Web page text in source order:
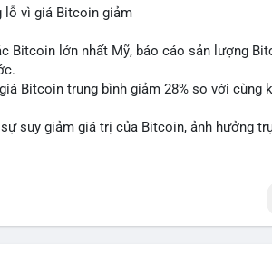
lỗ vì giá Bitcoin giảm
Bitcoin lớn nhất Mỹ, báo cáo sản lượng
Bitcoin trung bình giảm 28% so với cùng
suy giảm giá trị của Bitcoin, ảnh hưởng